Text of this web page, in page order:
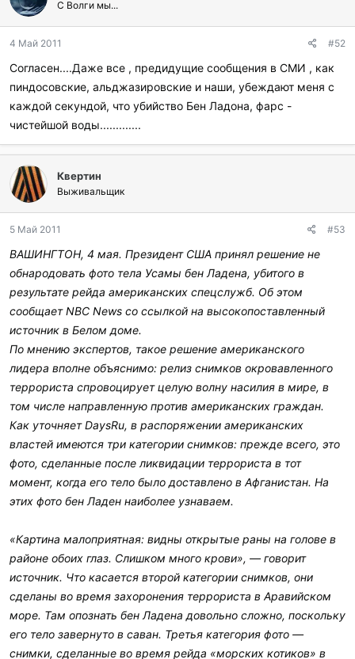
С Волги мы...
4 Май 2011 #52
Согласен....Даже все , предидущие сообщения в СМИ , как
пиндосовские, альджазировские и наши, убеждают меня с
каждой секундой, что убийство Бен Ладона, фарс -
чистейшой воды.............
Квертин
Выживальщик
5 Май 2011 #53
ВАШИНГТОН, 4 мая. Президент США принял решение не
обнародовать фото тела Усамы бен Ладена, убитого в
результате рейда американских спецслужб. Об этом
сообщает NBC News со ссылкой на высокопоставленный
источник в Белом доме.
По мнению экспертов, такое решение американского
лидера вполне объяснимо: релиз снимков окровавленного
террориста спровоцирует целую волну насилия в мире, в
том числе направленную против американских граждан.
Как уточняет DaysRu, в распоряжении американских
властей имеются три категории снимков: прежде всего, это
фото, сделанные после ликвидации террориста в тот
момент, когда его тело было доставлено в Афганистан. На
этих фото бен Ладен наиболее узнаваем.
«Картина малоприятная: видны открытые раны на голове в
районе обоих глаз. Слишком много крови», — говорит
источник. Что касается второй категории снимков, они
сделаны во время захоронения террориста в Аравийском
море. Там опознать бен Ладена довольно сложно, поскольку
его тело завернуто в саван. Третья категория фото —
снимки, сделанные во время рейда «морских котиков» в